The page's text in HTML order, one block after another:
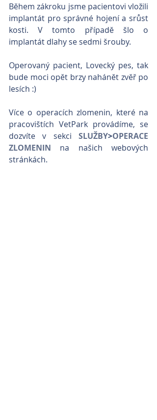
Během zákroku jsme pacientovi vložili
implantát pro správné hojení a srůst
kosti. V tomto případě šlo o
implantát dlahy se sedmi šrouby.
Operovaný pacient, Lovecký pes, tak
bude moci opět brzy nahánět zvěř po
lesích :)
Více o operacích zlomenin, které na
pracovištích VetPark provádíme, se
dozvíte v sekci SLUŽBY>OPERACE
ZLOMENIN na našich webových
stránkách.